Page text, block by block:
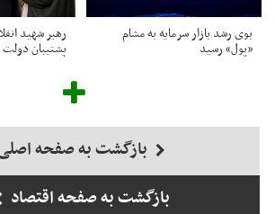
بوی رشد بازار سرمایه به مشام
«پول» رسید
رهبر شهید
پشتیبان دولت
بازگشت به صفحه
بازگشت به صفحه اقتصاد